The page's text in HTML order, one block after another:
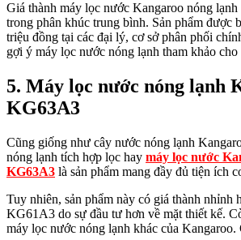
Giá thành máy lọc nước Kangaroo nóng
trong phân khúc trung bình. Sản phẩm được
triệu đồng tại các đại lý, cơ sở phân phối
gợi ý máy lọc nước nóng lạnh tham khảo cho
5. Máy lọc nước nóng lạnh
KG63A3
Cũng giống như cây nước nóng lạnh
nóng lạnh tích hợp lọc hay máy lọc nước
KG63A3 là sản phẩm mang đầy đủ tiện ích
Tuy nhiên, sản phẩm này có giá thành nhỉnh
KG61A3 do sự đầu tư hơn về mặt thiết kế.
máy lọc nước nóng lạnh khác của Kangaroo.